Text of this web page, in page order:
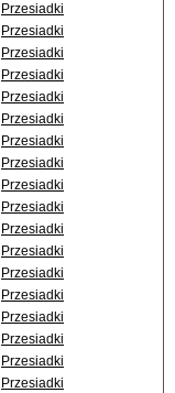
Przesiadki
Przesiadki
Przesiadki
Przesiadki
Przesiadki
Przesiadki
Przesiadki
Przesiadki
Przesiadki
Przesiadki
Przesiadki
Przesiadki
Przesiadki
Przesiadki
Przesiadki
Przesiadki
Przesiadki
Przesiadki